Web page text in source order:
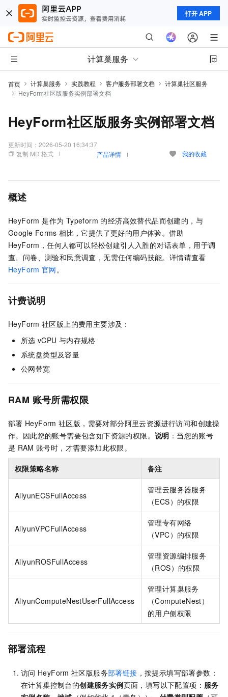
打开 APP
计算巢服务
首页 计算巢服务 实践教程 客户服务部署文档
计算巢社区服务
HeyForm社区版服务实例部署文档
HeyForm社区版服务实例部署文档
更新时间： 2026-05-20 16:34:37
复制 MD 格式
产品详情 我的收藏
概述
HeyForm 是作为 Typeform 的经济高效替代品而创建的，与
Google Forms 相比，它提供了更好的用户体验。借助
HeyForm，任何人都可以轻松创建引人入胜的对话表单，用于调
查、问卷、测验和民意调查，无需任何编码技能。详情请查看
HeyForm 官网。
计费说明
HeyForm 社区版上的费用主要涉及：
所选 vCPU 与内存规格
系统盘类型及容量
公网带宽
RAM 账号所需权限
部署 HeyForm 社区版，需要对部分阿里云资源进行访问和创建操
作。因此您的账号需要包含如下资源的权限。 说明 ：当您的账号
是 RAM 账号时，才需要添加此权限。
权限策略名称 备注
AliyunECSFullAccess
管理云服务器服务
（ECS）的权限
AliyunVPCFullAccess
管理专有网络
（VPC）的权限
AliyunROSFullAccess
管理资源编排服务
（ROS）的权限
AliyunComputeNestUserFullAccess
管理计算巢服务
（ComputeNest）
的用户侧权限
部署流程
访问 HeyForm 社区版服务部署链接 ，按提示填写部署参数：
在计算巢控制台的创建服务实例页面，填写以下配置项： 服务